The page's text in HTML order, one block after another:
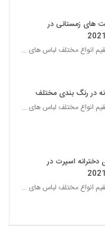
های زمستانی در
فروش مستقیم انواع مختلف لباس های زنانه و دخترانه و
در رنگ بندی مختلف
فروش مستقیم انواع مختلف لباس های زنانه و دخترانه و
اسپرت در
فروش مستقیم انواع مختلف لباس های زنانه و دخترانه و